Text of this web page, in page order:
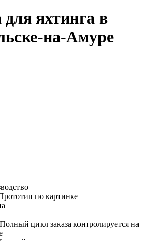
для яхтинга в
на-Амуре
по картинке
Полный цикл заказа контролируется на